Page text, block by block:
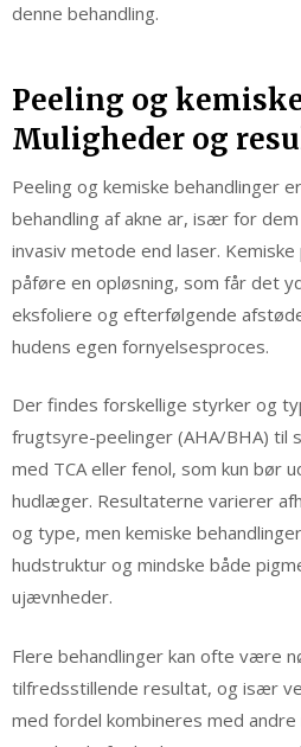
denne behandling.
Peeling og
Muligheder og
Peeling og kemiske behandlinger
behandling af akne ar, især for
invasiv metode end laser.
påføre en opløsning, som får det
eksfoliere og efterfølgende
hudens egen fornyelsesproces.
Der findes forskellige styrker og
frugtsyre-peelinger (AHA/BHA) til
med TCA eller fenol, som kun bør
hudlæger. Resultaterne varierer
og type, men kemiske
hudstruktur og mindske både
ujævnheder.
Flere behandlinger kan ofte være
tilfredsstillende resultat, og især
med fordel kombineres med